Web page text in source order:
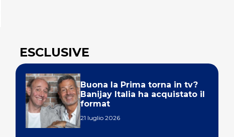
ESCLUSIVE
Buona la Prima torna in tv?
Banijay Italia ha acquistato il
format
21 luglio 2026